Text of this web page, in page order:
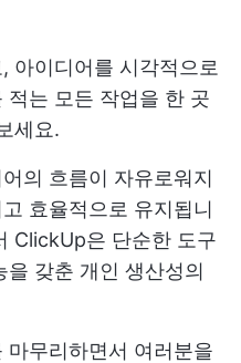
아이디어를 시각적으로
적는 모든 작업을 한 곳
세요.
의 흐름이 자유로워지
효율적으로 유지됩니
ClickUp은 단순한 도구
갖춘 개인 생산성의
마무리하면서 여러분을